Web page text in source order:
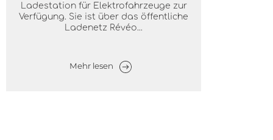
Ladestation für Elektrofahrzeuge zur
Verfügung. Sie ist über das öffentliche
Ladenetz Révéo...
Mehr lesen